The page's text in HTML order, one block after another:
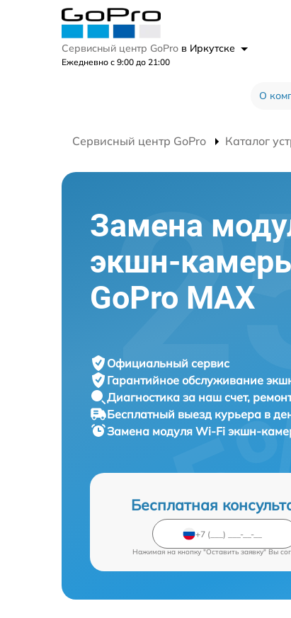
Сервисный центр GoPro в Иркутске
Ежедневно с 9:00 до 21:00
О
Сервисный центр GoPro Каталог
Замена
экшн-
GoPro MAX
Официальный сервис
Гарантийное обслуживание
Диагностика за наш счет,
Бесплатный выезд курьера в
Замена модуля Wi-Fi экшн-
Бесплатная
Нажимая на кнопку "Оставить заявку" Вы